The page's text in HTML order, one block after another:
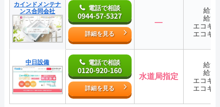
カインドメンテナ
ンス合同会社
電話で相談
0944-57-5327
詳細を見る
―
給湯
給湯
エコキ
エコキ
中日設備 電話で相談
0120-920-160
詳細を見る
水道局指定
給湯
給湯
エコキ
エコキ